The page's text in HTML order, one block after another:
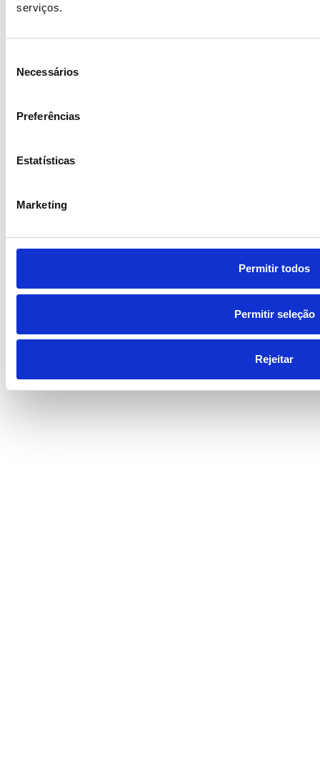
serviços.
Necessários
Preferências
Estatísticas
Marketing
Permitir todos
Permitir seleção
Rejeitar